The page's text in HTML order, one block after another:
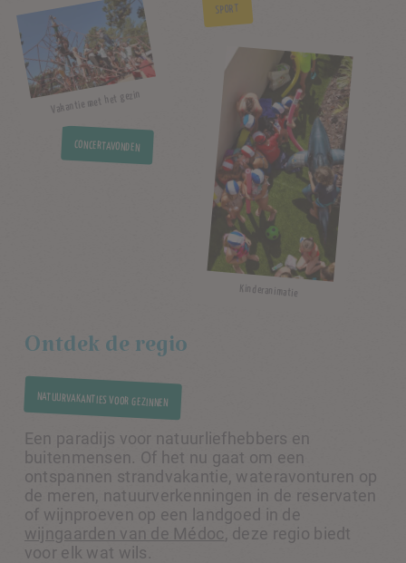
Vakantie met het gezin
CONCERTAVONDEN
SPORT
Kinderanimatie
Ontdek de regio
NATUURVAKANTIES VOOR GEZINNEN
Een paradijs voor natuurliefhebbers en
buitenmensen. Of het nu gaat om een
ontspannen strandvakantie, wateravonturen op
de meren, natuurverkenningen in de reservaten
of wijnproeven op een landgoed in de
wijngaarden van de Médoc , deze regio biedt
voor elk wat wils.